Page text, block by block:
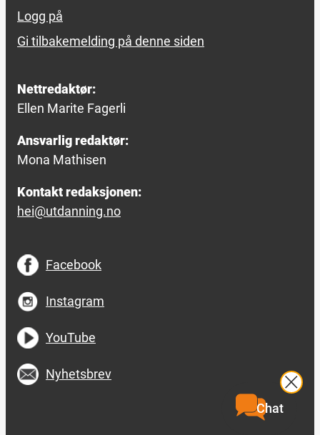
Logg på
Gi tilbakemelding på denne siden
Nettredaktør:
Ellen Marite Fagerli
Ansvarlig redaktør:
Mona Mathisen
Kontakt redaksjonen:
hei@utdanning.no
Facebook
Instagram
YouTube
Nyhetsbrev
Chat